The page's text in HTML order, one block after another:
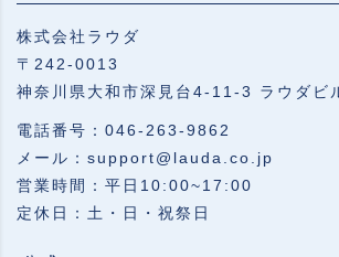
株式会社ラウダ
〒242-0013
神奈川県大和市深見台4-11-3 ラウダビ
電話番号：046-263-9862
メール：support@lauda.co.jp
営業時間：平日10:00~17:00
定休日：土・日・祝祭日